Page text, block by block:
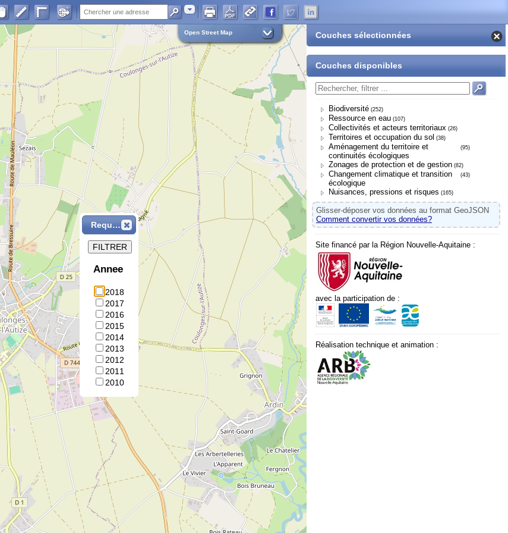
Adresse
Open Street Map Couches sélectionnées
Couches disponibles
Biodiversité (252)
Ressource en eau (107)
Collectivités et acteurs territoriaux (26)
Territoires et occupation du sol (38)
Aménagement du territoire et
continuités écologiques
(95)
Zonages de protection et de gestion (82)
Changement climatique et transition
écologique
(43)
Nuisances, pressions et risques (165)
Glisser-déposer vos données au format GeoJSON
Comment convertir vos données?
Site financé par la Région Nouvelle-Aquitaine :
avec la participation de :
Réalisation technique et animation :
Requête
Annee
2018
2017
2016
2015
2014
2013
2012
2011
2010
FILTRER